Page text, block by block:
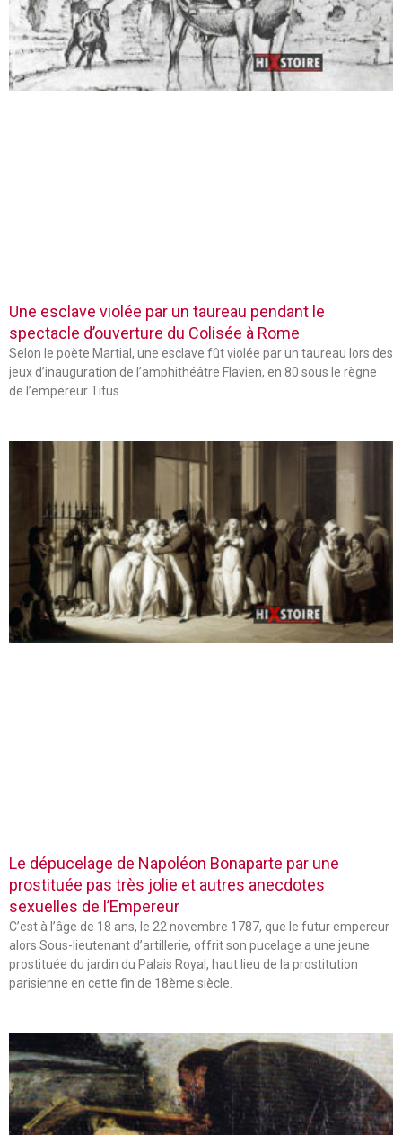
Une esclave violée par un taureau pendant le
spectacle d’ouverture du Colisée à Rome
Selon le poète Martial, une esclave fût violée par un taureau lors des
jeux d’inauguration de l’amphithéâtre Flavien, en 80 sous le règne
de l’empereur Titus.
Le dépucelage de Napoléon Bonaparte par une
prostituée pas très jolie et autres anecdotes
sexuelles de l’Empereur
C’est à l’âge de 18 ans, le 22 novembre 1787, que le futur empereur
alors Sous-lieutenant d’artillerie, offrit son pucelage a une jeune
prostituée du jardin du Palais Royal, haut lieu de la prostitution
parisienne en cette fin de 18ème siècle.